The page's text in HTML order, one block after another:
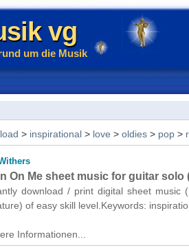
vg
um die Musik
> inspirational> love > oldies> pop>
On Me sheet music for guitar solo
download / print digital sheet
of easy skill level.Keywords:
Informationen...